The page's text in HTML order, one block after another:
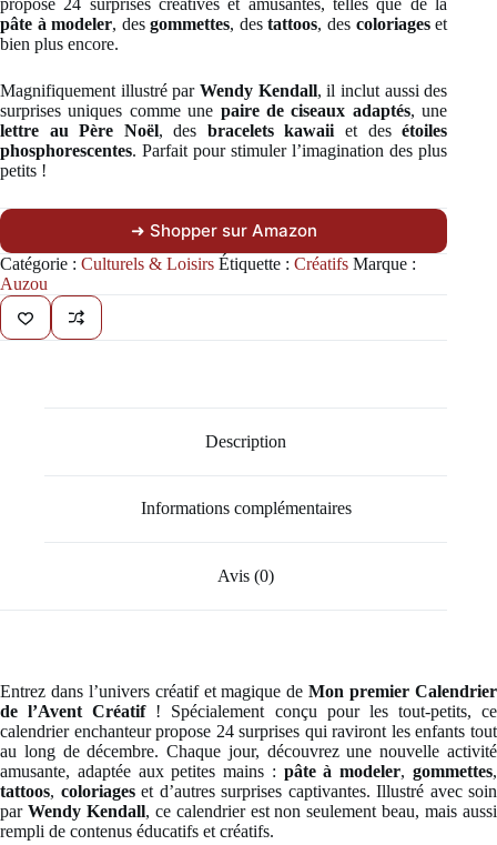
propose 24 surprises créatives et amusantes, telles que de la
pâte à modeler, desgommettes, destattoos, des coloriageset
bien plus encore.
Magnifiquement illustré par Wendy Kendall, il inclut aussi des
surprises uniques comme une paire de ciseaux adaptés, une
lettre au Père Noël, des bracelets kawaii et desétoiles
phosphorescentes. Parfait pour stimuler l’imagination des plus
petits !
➜ Shopper sur Amazon
Catégorie : Culturels & Loisirs Étiquette : Créatifs Marque :
Auzou
Description
Informations complémentaires
Avis (0)
Entrez dans l’univers créatif et magique deMon premier Calendrier
de l’Avent Créatif! Spécialement conçu pour les tout-petits, ce
calendrier enchanteur propose 24 surprises qui raviront les enfants tout
au long de décembre. Chaque jour, découvrez une nouvelle activité
amusante, adaptée aux petites mains : pâte à modeler,gommettes,
tattoos, coloriageset d’autres surprises captivantes. Illustré avec soin
par Wendy Kendall, ce calendrier est non seulement beau, mais aussi
rempli de contenus éducatifs et créatifs.